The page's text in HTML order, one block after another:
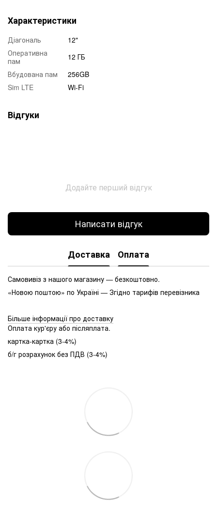
Характеристики
Діагональ
12"
Оперативна
пам
12 ГБ
Вбудована пам
256GB
Sim LTE
Wi-Fi
Відгуки
Додайте перший відгук
Написати відгук
Доставка Оплата
Самовивіз з нашого магазину — безкоштовно.
«Новою поштою» по Україні — Згідно тарифів перевізника
Більше інформації про доставку
Оплата кур'єру або післяплата.
картка-картка (3-4%)
б/г розрахунок без ПДВ (3-4%)